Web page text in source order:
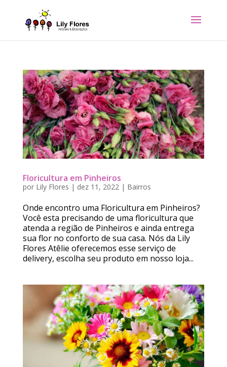
Floricultura em Pinheiros
por Lily Flores | dez 11, 2022 | Bairros
Onde encontro uma Floricultura em Pinheiros?
Você esta precisando de uma floricultura que
atenda a região de Pinheiros e ainda entrega
sua flor no conforto de sua casa. Nós da Lily
Flores Atêlie oferecemos esse serviço de
delivery, escolha seu produto em nosso loja...